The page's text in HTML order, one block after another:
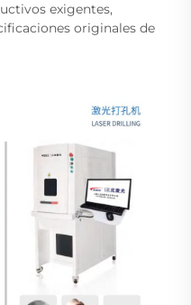
exigentes,
originales de